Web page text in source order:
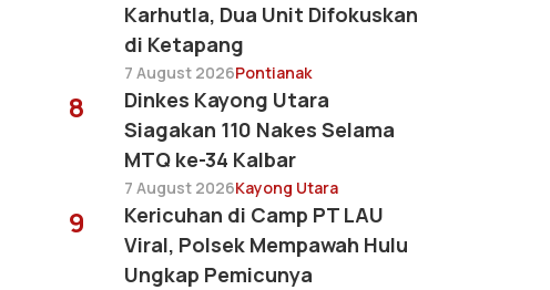
Karhutla, Dua Unit Difokuskan
di Ketapang
7 August 2026Pontianak
8
Dinkes Kayong Utara
Siagakan 110 Nakes Selama
MTQ ke-34 Kalbar
7 August 2026Kayong Utara
9
Kericuhan di Camp PT LAU
Viral, Polsek Mempawah Hulu
Ungkap Pemicunya